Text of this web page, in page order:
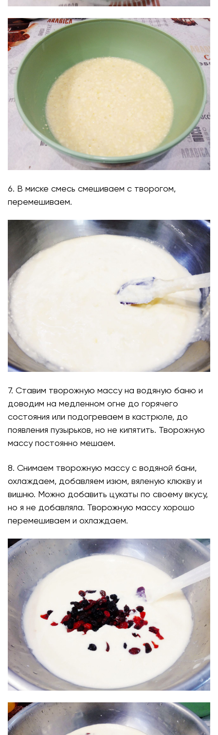
6. В миске смесь смешиваем с творогом,
перемешиваем.
7. Ставим творожную массу на водяную баню и
доводим на медленном огне до горячего
состояния или подогреваем в кастрюле, до
появления пузырьков, но не кипятить. Творожную
массу постоянно мешаем.
8. Снимаем творожную массу с водяной бани,
охлаждаем, добавляем изюм, вяленую клюкву и
вишню. Можно добавить цукаты по своему вкусу,
но я не добавляла. Творожную массу хорошо
перемешиваем и охлаждаем.